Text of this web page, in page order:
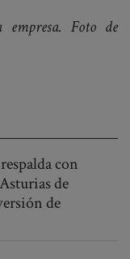
Foto de
con
de
de